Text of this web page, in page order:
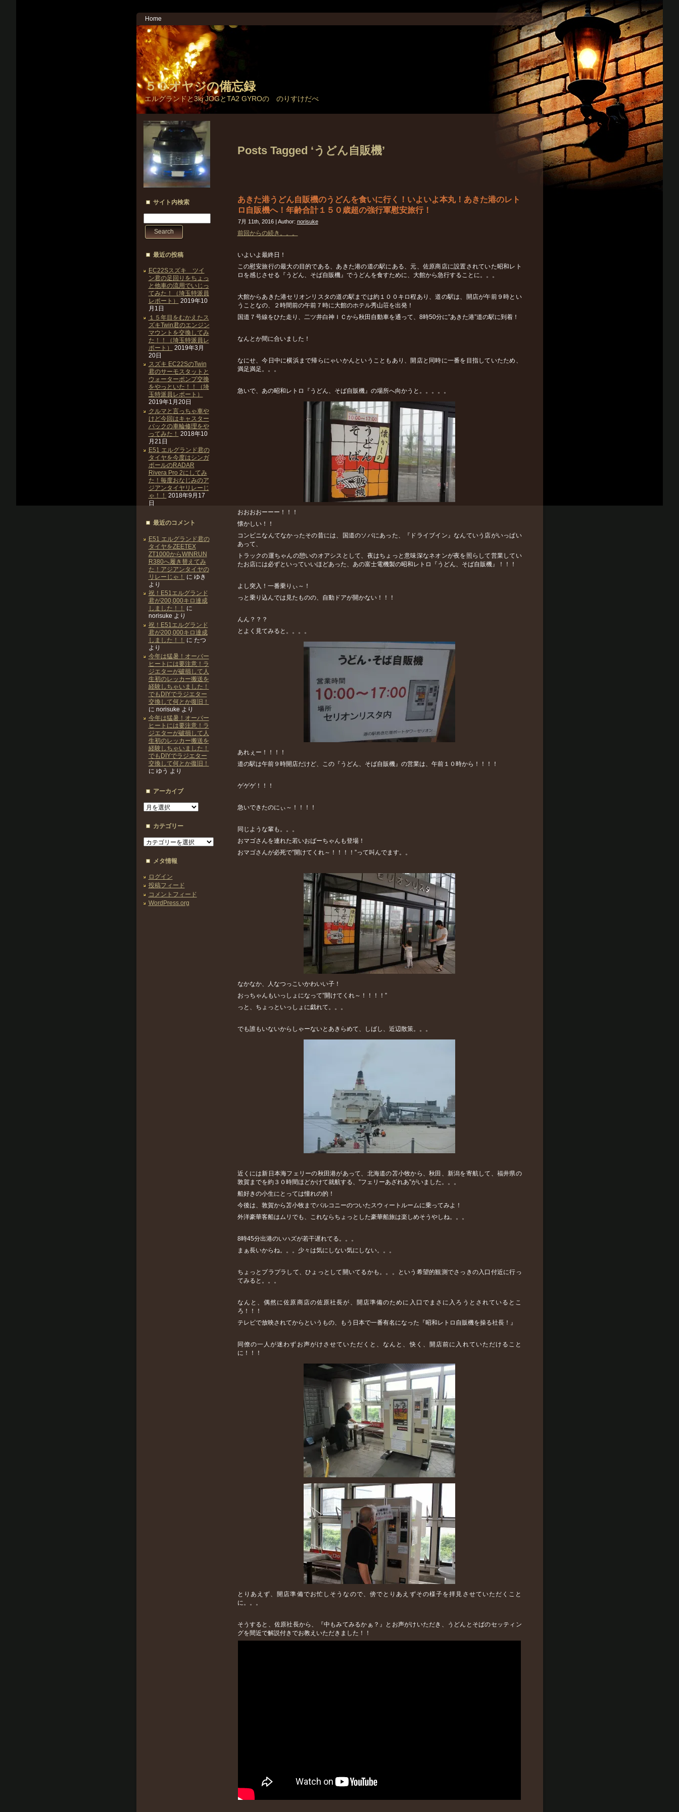
Home
５０オヤジの備忘録
エルグランドと3kj JOGとTA2 GYROの のりすけだべ
サイト内検索
最近の投稿
EC22Sスズキ ツイ
ン君の足回りをちょっ
と他車の流用でいじっ
てみた！（埼玉特派員
レポート）
2019年10
月1日
１５年目をむかえたス
ズキTwin君のエンジン
マウントを交換してみ
た！！（埼玉特派員レ
ポート）
2019年3月
20日
スズキ EC22SのTwin
君のサーモスタットと
ウォーターポンプ交換
をやっといた！！（埼
玉特派員レポート）
2019年1月20日
クルマと言っちゃ車や
けど今回はキャスター
バックの車輪修理をや
ってみた！ 2018年10
月21日
E51 エルグランド君の
タイヤを今度はシンガ
ポールのRADAR
Rivera Pro 2にしてみ
た！毎度おなじみのア
ジアンタイヤリレーじ
ゃ！！ 2018年9月17
日
最近のコメント
E51 エルグランド君の
タイヤをZEETEX
ZT1000からWINRUN
R380へ履き替えてみ
た！アジアンタイヤの
リレーじゃ！
に ゆき
より
祝！E51エルグランド
君が200,000キロ達成
しました！！
に
norisuke より
祝！E51エルグランド
君が200,000キロ達成
しました！！
に たつ
より
今年は猛暑！オーバー
ヒートには要注意！ラ
ジエターが破損して人
生初のレッカー搬送を
経験しちゃいました！
でもDIYでラジエター
交換して何とか復旧！
に norisuke より
今年は猛暑！オーバー
ヒートには要注意！ラ
ジエターが破損して人
生初のレッカー搬送を
経験しちゃいました！
でもDIYでラジエター
交換して何とか復旧！
に ゆう より
アーカイブ
ア
カ
ブ
カテゴリー
カ
ゴ
ー
メタ情報
ログイン
投稿フィード
コメントフィード
WordPress.org
Posts Tagged ‘うどん自販機’
あきた港うどん自販機のうどんを食いに行く！いよいよ本丸！あきた港のレト
ロ自販機へ！年齢合計１５０歳超の強行軍慰安旅行！
7月 11th, 2016 | Author: norisuke
前回からの続き。。。
いよいよ最終日！
この慰安旅行の最大の目的である、あきた港の道の駅にある、元、佐原商店に設置されていた昭和レト
ロを感じさせる『うどん、そば自販機』でうどんを食すために、大館から急行することに。。。
大館からあきた港セリオンリスタの道の駅までは約１００キロ程あり、道の駅は、開店が午前９時とい
うことなの、２時間前の午前７時に大館のホテル秀山荘を出発！
国道７号線をひた走り、二ツ井白神ＩＣから秋田自動車を通って、8時50分に”あきた港”道の駅に到着！
なんとか間に合いました！
なにせ、今日中に横浜まで帰らにゃいかんということもあり、開店と同時に一番を目指していたため、
満足満足。。。
急いで、あの昭和レトロ『うどん、そば自販機』の場所へ向かうと。。。。。
おおおおーーー！！！
懐かしい！！
コンビニなんてなかったその昔には、国道のソバにあった、『ドライブイン』なんていう店がいっぱい
あって、
トラックの運ちゃんの憩いのオアシスとして、夜はちょっと意味深なネオンが夜を照らして営業してい
たお店には必ずといっていいほどあった、あの富士電機製の昭和レトロ『うどん、そば自販機』！！！
よし突入！一番乗りぃ～！
っと乗り込んでは見たものの、自動ドアが開かない！！！
んん？？？
とよく見てみると。。。。
あれぇー！！！！
道の駅は午前９時開店だけど、この『うどん、そば自販機』の営業は、午前１０時から！！！！
ゲゲゲ！！！
急いできたのにぃ～！！！！
同じような輩も。。。
おマゴさんを連れた若いおばーちゃんも登場！
おマゴさんが必死で”開けてくれ～！！！！”って叫んでます。。
なかなか、人なつっこいかわいい子！
おっちゃんもいっしょになって”開けてくれ～！！！！”
っと、ちょっといっしょに戯れて。。。
でも誰もいないからしゃーないとあきらめて、しばし、近辺散策。。。
近くには新日本海フェリーの秋田港があって、北海道の苫小牧から、秋田、新潟を寄航して、福井県の
敦賀までを約３０時間ほどかけて就航する、”フェリーあざれあ”がいました。。。
船好きの小生にとっては憧れの的！
今後は、敦賀から苫小牧までバルコニーのついたスウィートルームに乗ってみよ！
外洋豪華客船はムリでも、これならちょっとした豪華船旅は楽しめそうやしね。。。
8時45分出港のいハズが若干遅れてる。。。
まぁ長いからね。。。少々は気にしない気にしない。。。
ちょっとプラプラして、ひょっとして開いてるかも。。。という希望的観測でさっきの入口付近に行っ
てみると。。。
なんと、偶然に佐原商店の佐原社長が、開店準備のために入口でまさに入ろうとされているとこ
ろ！！！
テレビで放映されてからというもの、もう日本で一番有名になった『昭和レトロ自販機を操る社長！』
同僚の一人が迷わずお声がけさせていただくと、なんと、快く、開店前に入れていただけること
に！！！
とりあえず、開店準備でお忙しそうなので、傍でとりあえずその様子を拝見させていただくこと
に。。。
そうすると、佐原社長から、『中もみてみるかぁ？』とお声がけいただき、うどんとそばのセッティン
グを間近で解説付きでお教えいただきました！！